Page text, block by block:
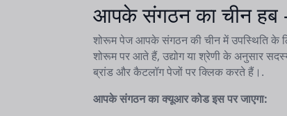
आपके संगठन का चीन हब
शोरूम पेज आपके संगठन की चीन में उपस्थिति के
शोरूम पर आते हैं, उद्योग या श्रेणी के अनुसार
ब्रांड और कैटलॉग पेजों पर क्लिक करते हैं।.
आपके संगठन का क्यूआर कोड इस पर जाएगा: